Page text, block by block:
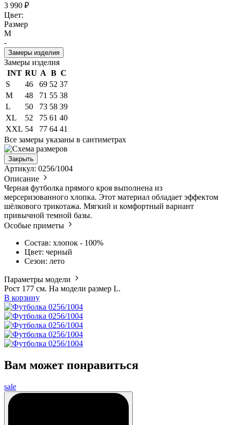
3 990 ₽
Цвет:
Размер
M
-
Замеры изделия
Замеры изделия
INT RU A B C
S
46 69 52 37
M
48 71 55 38
L
50 73 58 39
XL
52 75 61 40
XXL 54 77 64 41
Все замеры указаны в сантиметрах
Закрыть
Артикул: 0256/1004
Описание
Черная футболка прямого кроя выполнена из
мерсеризованного хлопка. Этот материал обладает эффектом
шёлкового трикотажа. Мягкий и комфортный вариант
привычной темной базы.
Особые приметы
Состав: хлопок - 100%
Цвет: черный
Сезон: лето
Параметры модели
Рост 177 см. На модели размер L.
В корзину
Вам может понравиться
sale